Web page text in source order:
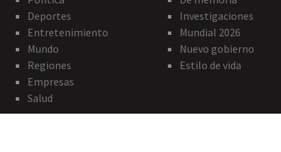
Deportes
Entretenimiento
Mundo
Regiones
Empresas
Salud
Investigaciones
Mundial 2026
Nuevo gobierno
Estilo de vida